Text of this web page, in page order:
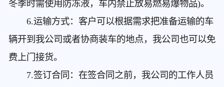
冬季时需使用防冻液，车内禁止放易燃易爆物品)。
6.运输方式：客户可以根据需求把准备运输的车
辆开到我公司或者协商装车的地点，我公司也可以免
费上门接货。
7.签订合同：在签合同之前，我公司的工作人员